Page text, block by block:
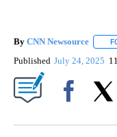
By CNN Newsource
Published July 24, 2025